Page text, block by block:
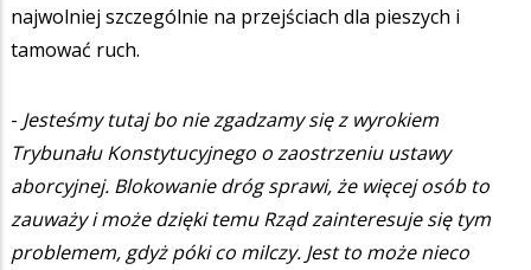
najwolniej szczególnie na przejściach dla pieszych i
tamować ruch.
- Jesteśmy tutaj bo nie zgadzamy się z wyrokiem
Trybunału Konstytucyjnego o zaostrzeniu ustawy
aborcyjnej. Blokowanie dróg sprawi, że więcej osób to
zauważy i może dzięki temu Rząd zainteresuje się tym
problemem, gdyż póki co milczy. Jest to może nieco